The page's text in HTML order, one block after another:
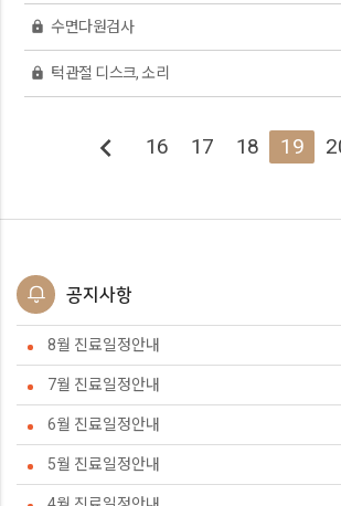
lock 수면다원검사
lock 턱관절 디스크, 소리
chevron_left 16 17 18 19
공지사항
8월 진료일정안내
7월 진료일정안내
6월 진료일정안내
5월 진료일정안내